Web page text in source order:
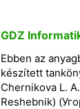
GDZ
Ebben az
készített
Chernikova L.
Reshebnik)